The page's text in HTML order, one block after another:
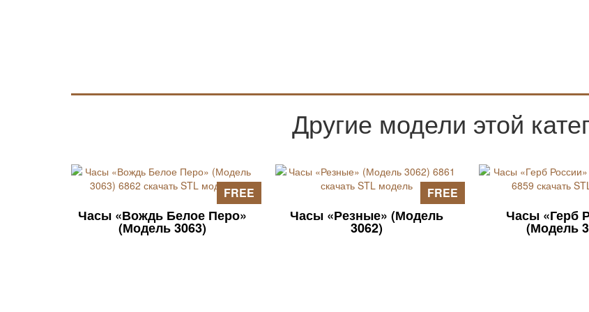
Другие модели этой
Часы «Вождь Белое Перо»
(Модель 3063)
FREE
Часы «Резные» (Модель
3062)
FREE
Часы «Герб
(Модель